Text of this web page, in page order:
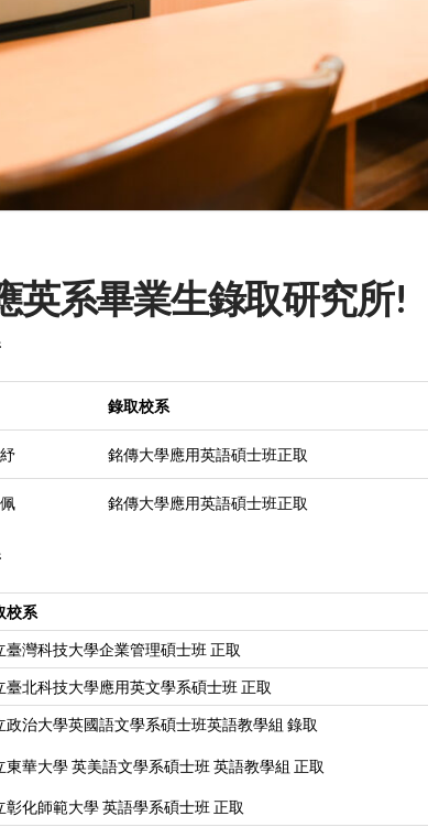
英系畢業生錄取研究所!
錄取校系
銘傳大學應用英語碩士班正取
銘傳大學應用英語碩士班正取
校系
臺灣科技大學企業管理碩士班 正取
臺北科技大學應用英文學系碩士班 正取
政治大學英國語文學系碩士班英語教學組 錄取
東華大學 英美語文學系碩士班 英語教學組 正取
彰化師範大學 英語學系碩士班 正取